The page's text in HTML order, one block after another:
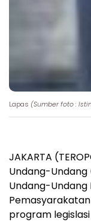
Lapas (Sumber foto :
JAKARTA
Undang-
Undang-Undang
program